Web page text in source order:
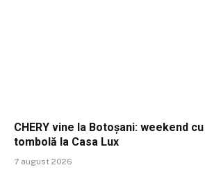
CHERY vine la Botoșani: weekend
tombolă la Casa Lux
7 august 2026